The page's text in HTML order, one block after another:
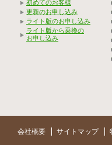
初めてのお客様
更新のお申し込み
ライト版のお申し込み
ライト版から乗換の
お申し込み
会社概要 サイトマップ